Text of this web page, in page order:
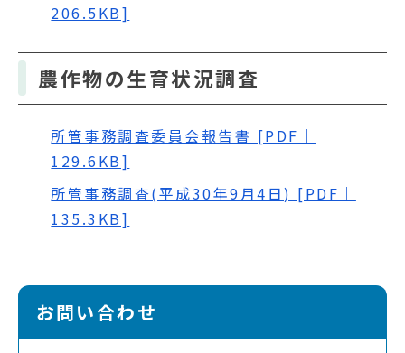
206.5KB]
農作物の生育状況調査
所管事務調査委員会報告書 [PDF｜
129.6KB]
所管事務調査(平成30年9月4日) [PDF｜
135.3KB]
お問い合わせ